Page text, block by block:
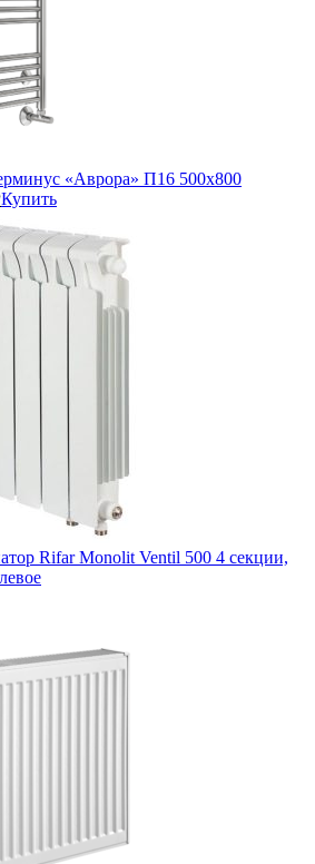
«Аврора» П16 500х800
Купить
Rifar Monolit Ventil 500 4 секции,